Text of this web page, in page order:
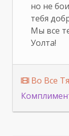
но не
тебя
Мы все
Уолта!
Во Все